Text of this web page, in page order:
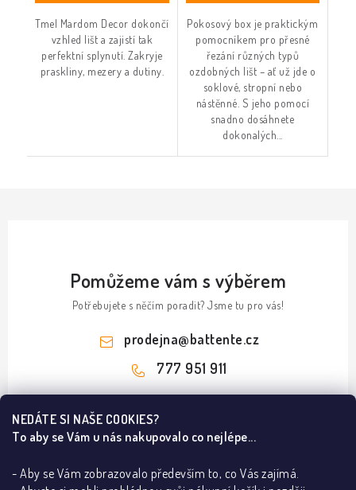
NEDÁTE SI NAŠE COOKIES?
To aby se Vám u nás nakupovalo co nejlépe...
- Aby se Vám zobrazovalo především to, co Vás zajímá.
Tmel Mardom Decor dokončí
vzhled lišt a zajistí tak
perfektní splynutí. Zakryje
praskliny, mezery a dutiny.
Pokosový box je praktickým
pomocníkem pro přesné
řezání různých typů
ozdobných lišt – ať už jde o
soklové, stropní nebo
nástěnné. S jeho pomocí
snadno dosáhnete
dokonalých...
Pomůžeme vám s výběrem
Potřebujete s něčím poradit? Jsme tu pro vás!
prodejna@battente.cz
777 951 911
Z
Informace pro vás
B2B
Ze světa dveří a podlah